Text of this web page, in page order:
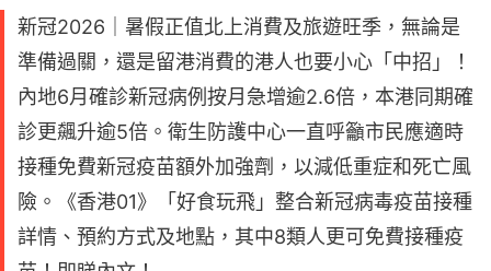
新冠2026｜暑假正值北上消費及旅遊旺季，無論是
準備過關，還是留港消費的港人也要小心「中招」！
內地6月確診新冠病例按月急增逾2.6倍，本港同期確
診更飆升逾5倍。衛生防護中心一直呼籲市民應適時
接種免費新冠疫苗額外加強劑，以減低重症和死亡風
險。《香港01》「好食玩飛」整合新冠病毒疫苗接種
詳情、預約方式及地點，其中8類人更可免費接種疫